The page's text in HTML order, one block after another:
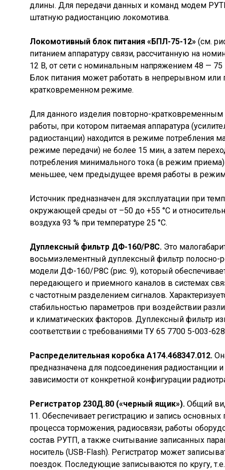
длины. Для передачи данных и команд модем
штатную радиостанцию локомотива.
Локомотивный блок питания «БПЛ-75-12» (см.
питанием аппаратуру связи, рассчитанную на
12 В, от сети с номинальным напряжением 48 — 75
Блок питания может работать в непрерывном или
кратковременном режиме.
Для данного изделия повторно-кратковременным
работы, при котором питаемая аппаратура
радиостанции) находится в режиме потребления
режиме передачи) не более 15 мин, а затем
потребления минимального тока (в режим
меньшее, чем предыдущее время работы в
Источник предназначен для эксплуатации при
окружающей среды от –50 до +55 °С и
воздуха 93 % при температуре 25 °С.
Дуплексный фильтр ДФ-160/Р8С. Это
восьмиэлементный дуплексный фильтр полосно-
модели ДФ-160/Р8С (рис. 9), который
передающего и приемного каналов в системах
с частотным разделением сигналов.
стабильностью параметров при воздействии
и климатических факторов. Дуплексный фильтр
соответствии с требованиями ТУ 65 7700 5-003-
Распределительная коробка А174.468347.012.
предназначена для подсоединения радиостанции
зависимости от конкретной конфигурации
Регистратор 230Д.80 («черный ящик»). Общий
11. Обеспечивает регистрацию и запись основных
процесса торможения, радиосвязи, работы
состав РУТП, а также считывание записанных
носитель (USB-Flash). Регистратор может
поездок. Последующие записываются по кругу,